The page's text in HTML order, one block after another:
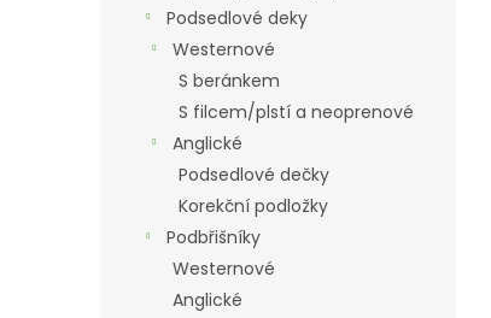
Podsedlové deky
Westernové
S beránkem
S filcem/plstí a neoprenové
Anglické
Podsedlové dečky
Korekční podložky
Podbřišníky
Westernové
Anglické